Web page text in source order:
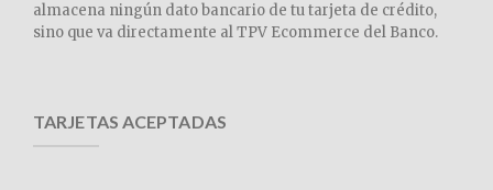
almacena ningún dato bancario de tu tarjeta de crédito,
sino que va directamente al TPV Ecommerce del Banco.
TARJETAS ACEPTADAS